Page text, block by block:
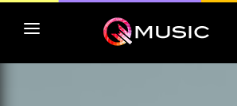
TOP MP3 ITUNES